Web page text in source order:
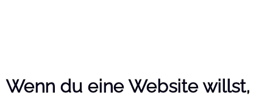
Wenn du eine Website willst,